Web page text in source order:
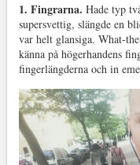
1. Fingrarna. Hade typ
supersvettig, slängde en
var helt glansiga. What-
känna på högerhandens
fingerlängderna och in